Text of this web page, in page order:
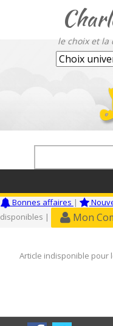
le choix et
Bonnes affaires |
disponibles |
Mon
Article indisponible pour